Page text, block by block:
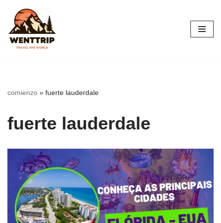
Saltar
al
contenido
comienzo » fuerte lauderdale
fuerte lauderdale